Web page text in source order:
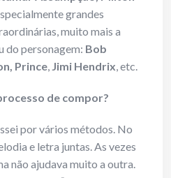
grandes
muito mais a
do personagem: Bob
Prince, Jimi Hendrix, etc.
de compor?
por vários métodos. No
e letra juntas. As vezes
não ajudava muito a outra.